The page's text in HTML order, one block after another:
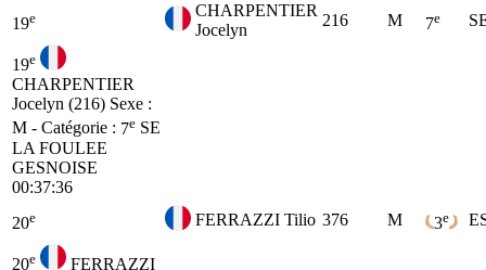
19e
CHARPENTIER
Jocelyn
216 M 7e
19e
CHARPENTIER
Jocelyn (216) Sexe :
M - Catégorie : 7e SE
LA FOULEE
GESNOISE
00:37:36
20e FERRAZZI Tilio 376 M 3e
20e
FERRAZZI